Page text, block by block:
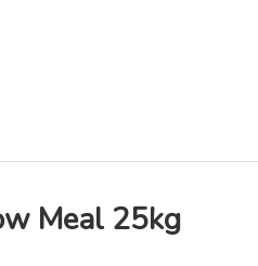
Meal 25kg